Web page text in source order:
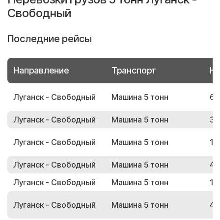
Свободный
Последние рейсы
Направление Транспорт
Луганск - Свободный Машина 5 тонн
Луганск - Свободный Машина 5 тонн
Луганск - Свободный Машина 5 тонн
Луганск - Свободный Машина 5 тонн
Луганск - Свободный
Машина 5 тонн
Луганск - Свободный Машина 5 тонн